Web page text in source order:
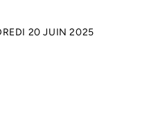
20 JUIN 2025